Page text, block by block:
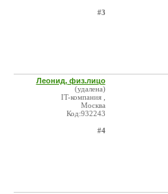
#3
Леонид, физ.лицо
(удалена)
IT-компания ,
Москва
Код:932243
#4